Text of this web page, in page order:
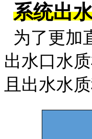
系统出
为了更加
出水口水
且出水水质